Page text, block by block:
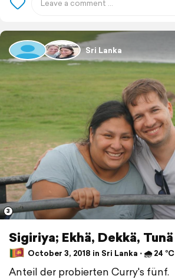
Sri Lanka
3
Sigiriya; Ekhä, Dekkä, Tunä
October 3, 2018 in Sri Lanka ⋅ 🌧 24 °C
Anteil der probierten Curry's fünf.